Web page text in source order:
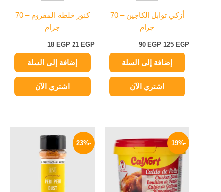
أزكي توابل الكاجين – 70
جرام
125EGP
90 EGP
إضافة إلى السلة
اشتري الآن
كنور خلطة المفروم – 70
جرام
21EGP
18 EGP
إضافة إلى السلة
اشتري الآن
-19%
الأصلي
هو:
130 EGP.
الحالي
هو:
105 EGP.
-23%
الأصلي
هو:
110 EGP.
الحالي
هو:
85 EGP.